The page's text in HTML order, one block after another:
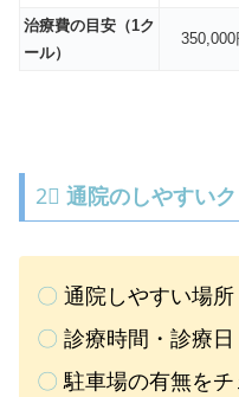
治療費の目安（1ク
ール）
350,000
2⃣ 通院のしやすい
〇 通院しやすい場所
〇 診療時間・診療日
〇 駐車場の有無を